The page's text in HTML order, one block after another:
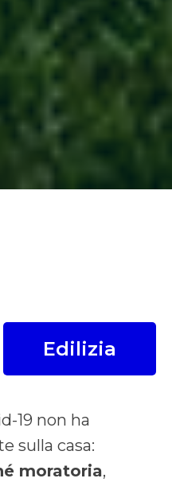
Edilizia
19 non ha
sulla casa:
moratoria,